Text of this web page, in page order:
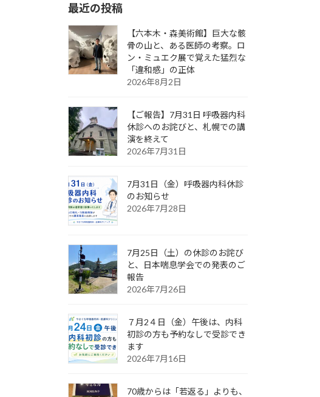
最近の投稿
【六本木・森美術館】巨大な骸
骨の山と、ある医師の考察。ロ
ン・ミュエク展で覚えた猛烈な
「違和感」の正体
2026年8月2日
【ご報告】7月31日 呼吸器内科
休診へのお詫びと、札幌での講
演を終えて
2026年7月31日
7月31日（金）呼吸器内科休診
のお知らせ
2026年7月28日
7月25日（土）の休診のお詫び
と、日本喘息学会での発表のご
報告
2026年7月26日
７月2４日（金）午後は、内科
初診の方も予約なしで受診でき
ます
2026年7月16日
70歳からは「若返る」よりも、